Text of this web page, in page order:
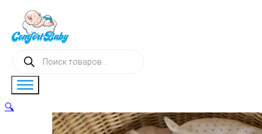
Поиск
товаров
🔍